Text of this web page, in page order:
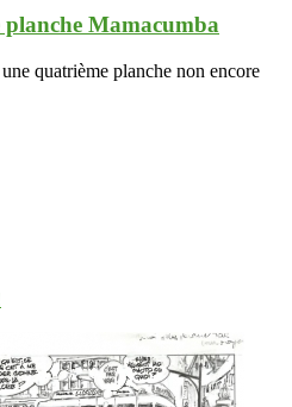
Mamacumba
quatrième planche non encore